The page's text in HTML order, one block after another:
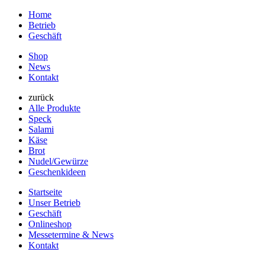
Home
Betrieb
Geschäft
Shop
News
Kontakt
zurück
Alle Produkte
Speck
Salami
Käse
Brot
Nudel/Gewürze
Geschenkideen
Startseite
Unser Betrieb
Geschäft
Onlineshop
Messetermine & News
Kontakt